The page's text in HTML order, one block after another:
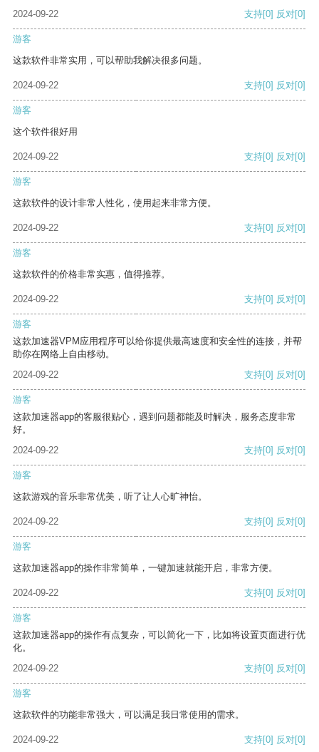
2024-09-22
支持[0] 反对[0]
游客
这款软件非常实用，可以帮助我解决很多问题。
2024-09-22 支持[0] 反对[0]
游客
这个软件很好用
2024-09-22 支持[0] 反对[0]
游客
这款软件的设计非常人性化，使用起来非常方便。
2024-09-22 支持[0] 反对[0]
游客
这款软件的价格非常实惠，值得推荐。
2024-09-22 支持[0] 反对[0]
游客
这款加速器VPM应用程序可以给你提供最高速度和安全性的连接，并帮
助你在网络上自由移动。
2024-09-22
支持[0] 反对[0]
游客
这款加速器app的客服很贴心，遇到问题都能及时解决，服务态度非常
好。
2024-09-22
支持[0] 反对[0]
游客
这款游戏的音乐非常优美，听了让人心旷神怡。
2024-09-22 支持[0] 反对[0]
游客
这款加速器app的操作非常简单，一键加速就能开启，非常方便。
2024-09-22 支持[0] 反对[0]
游客
这款加速器app的操作有点复杂，可以简化一下，比如将设置页面进行优
化。
2024-09-22
支持[0] 反对[0]
游客
这款软件的功能非常强大，可以满足我日常使用的需求。
2024-09-22 支持[0] 反对[0]